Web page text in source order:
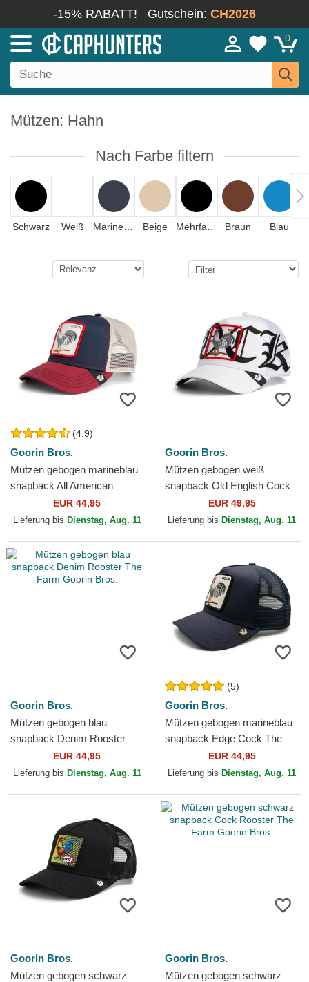
-15% RABATT! Gutschein: CH2026
0
Mützen: Hahn
Nach Farbe filtern
Schwarz Weiß Beige Braun Blau
(4.9)
Goorin Bros.
Mützen gebogen marineblau
snapback All American
Rooster The Farm Goorin
Bros.
EUR 44,95
Lieferung bis Dienstag, Aug. 11
Goorin Bros.
Mützen gebogen weiß
snapback Old English Cock
The Farm Goorin Bros.
EUR 49,95
Lieferung bis Dienstag, Aug. 11
Goorin Bros.
Mützen gebogen blau
snapback Denim Rooster
The Farm Goorin Bros.
EUR 44,95
Lieferung bis Dienstag, Aug. 11
(5)
Goorin Bros.
Mützen gebogen marineblau
snapback Edge Cock The
Farm Goorin Bros.
EUR 44,95
Lieferung bis Dienstag, Aug. 11
Goorin Bros.
Mützen gebogen schwarz
Goorin Bros.
Mützen gebogen schwarz